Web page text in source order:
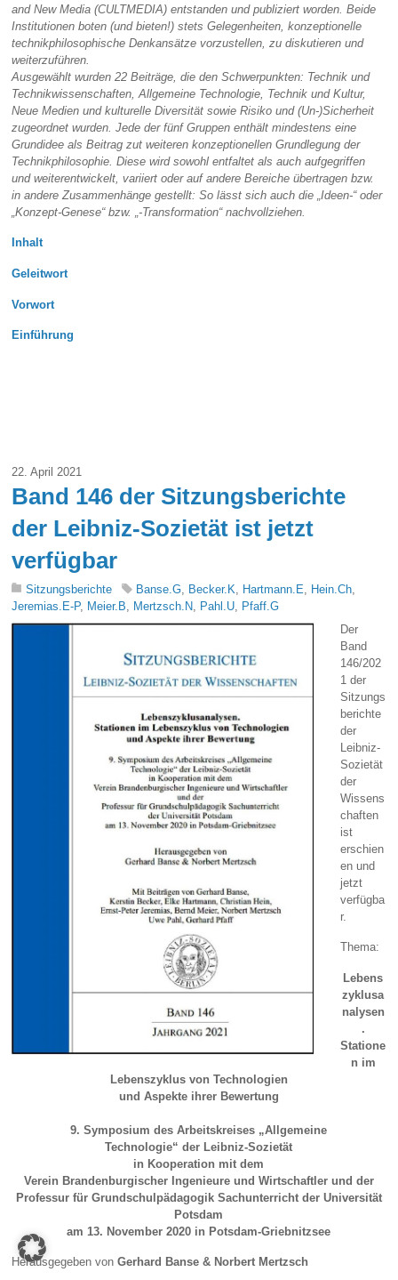
and New Media (CULTMEDIA) entstanden und publiziertworden. Beide
Institutionen boten (und bieten!) stets Gelegenheiten, konzeptionelle
technikphilosophische Denkansätze vorzustellen, zu diskutieren und
weiterzuführen.
Ausgewählt wurden 22 Beiträge, die den Schwerpunkten: Technik und
Technikwissenschaften,Allgemeine Technologie, Technik und Kultur,
Neue Medien und kulturelle Diversität sowieRisiko und (Un-)Sicherheit
zugeordnet wurden. Jede der fünf Gruppen enthält mindestens eine
Grundidee als Beitrag zutweiteren konzeptionellen Grundlegung der
Technikphilosophie. Diese wird sowohl entfaltetals auch aufgegriffen
und weiterentwickelt, variiert oder auf andere Bereiche übertragen bzw.
in andere Zusammenhänge gestellt: So lässt sich auch die „Ideen-“ oder
„Konzept-Genese“bzw. „-Transformation“ nachvollziehen.
Inhalt
Geleitwort
Vorwort
Einführung
22. April 2021
Band 146 der Sitzungsberichte
der Leibniz-Sozietät ist jetzt
verfügbar
Sitzungsberichte Banse.G Becker.K Hartmann.E Hein.Ch
Jeremias.E-P, Meier.B Mertzsch.N Pahl.U
Pfaff.G
Der
Band
146/202
1 der
Sitzungs
berichte
der
Leibniz-
Sozietät
der
Wissens
chaften
ist
erschien
en und
jetzt
verfügba
r.
Thema:
Lebens
zyklusa
nalysen
.
Statione
n im
Lebenszyklus von Technologien
und Aspekte ihrer Bewertung
9. Symposium des Arbeitskreises „Allgemeine
Technologie“ der Leibniz-Sozietät
in Kooperation mit dem
Verein Brandenburgischer Ingenieure und Wirtschaftler und der
Professur für Grundschulpädagogik Sachunterricht der Universität
Potsdam
am 13. November 2020 in Potsdam-Griebnitzsee
Herausgegeben vonGerhard Banse & Norbert Mertzsch